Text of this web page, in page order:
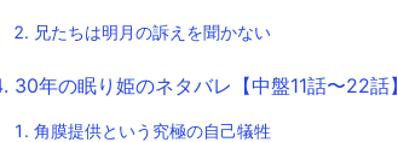
兄たちは明月の訴えを聞かない
30年の眠り姫のネタバレ【中盤11話〜22話】
角膜提供という究極の自己犠牲